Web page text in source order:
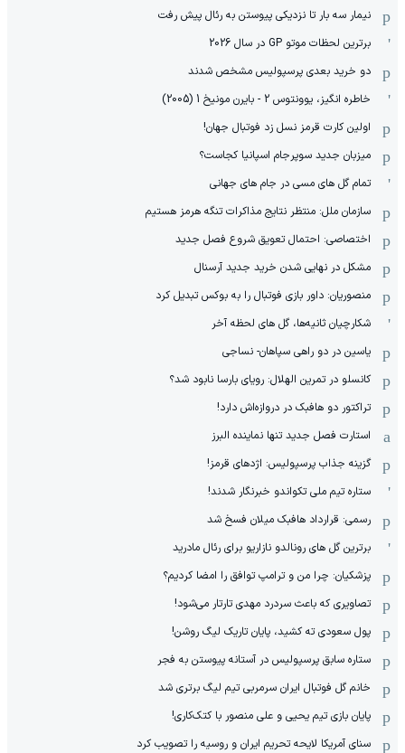
نیمار سه بار تا نزدیکی پیوستن به رئال پیش رفت
برترین لحظات موتو GP در سال 2026
دو خرید بعدی پرسپولیس مشخص شدند
خاطره انگیز، یوونتوس 2 - بایرن مونیخ 1 (2005)
اولین کارت قرمز نسل زد فوتبال جهان!
میزبان جدید سوپرجام اسپانیا کجاست؟
تمام گل های مسی در جام های جهانی
سازمان ملل: منتظر نتایج مذاکرات تنگه هرمز هستیم
اختصاصی: احتمال تعویق شروع فصل جدید
مشکل در نهایی شدن خرید جدید آرسنال
منصوریان: داور بازی فوتبال را به بوکس تبدیل کرد
شکارچیان ثانیه‌ها، گل های لحظه آخر
یاسین در دو راهی سپاهان- نساجی
کانسلو در تمرین الهلال: رویای بارسا نابود شد؟
تراکتور دو هافبک در دروازه‌اش دارد!
استارت فصل جدید تنها نماینده البرز
گزینه جذاب پرسپولیس: اژدهای قرمز!
ستاره تیم ملی تکواندو خبرنگار شدند!
رسمی: قرارداد هافبک میلان فسخ شد
برترین گل های رونالدو نازاریو برای رئال مادرید
پزشکیان: چرا من و ترامپ توافق را امضا کردیم؟
تصاویری که باعث سردرد مهدی تارتار می‌شود!
پول سعودی ته کشید، پایان تاریک لیگ روشن!
ستاره سابق پرسپولیس در آستانه پیوستن به فجر
خانم گل فوتبال ایران سرمربی تیم لیگ برتری شد
پایان بازی تیم یحیی و علی منصور با کتک‌کاری!
سنای آمریکا لایحه تحریم ایران و روسیه را تصویب کرد